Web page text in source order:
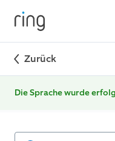
Zurück
Die Sprache wurde